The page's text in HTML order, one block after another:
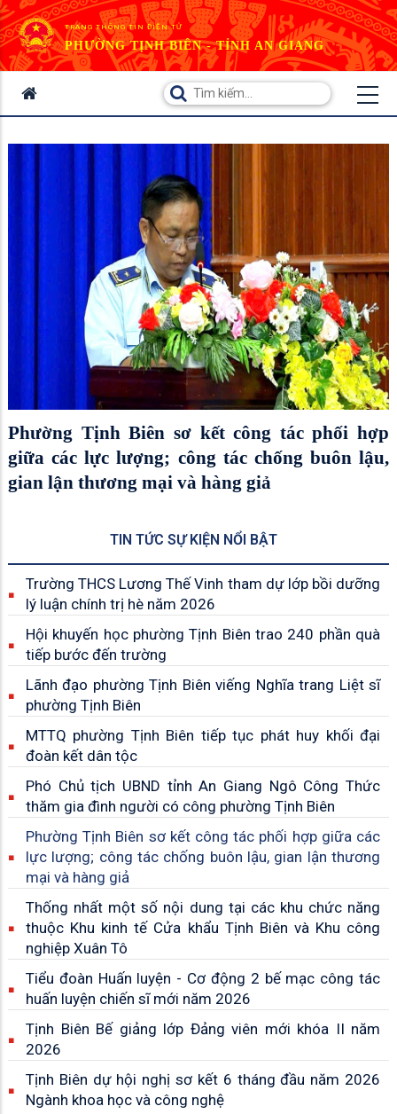
TRANG THÔNG TIN ĐIỆN TỬ
PHƯỜNG TỊNH BIÊN - TỈNH AN GIANG
Phường Tịnh Biên sơ kết công tác phối hợp
giữa các lực lượng; công tác chống buôn lậu,
gian lận thương mại và hàng giả
TIN TỨC SỰ KIỆN NỔI BẬT
Trường THCS Lương Thế Vinh tham dự lớp bồi dưỡng
lý luận chính trị hè năm 2026
Hội khuyến học phường Tịnh Biên trao 240 phần quà
tiếp bước đến trường
Lãnh đạo phường Tịnh Biên viếng Nghĩa trang Liệt sĩ
phường Tịnh Biên
MTTQ phường Tịnh Biên tiếp tục phát huy khối đại
đoàn kết dân tộc
Phó Chủ tịch UBND tỉnh An Giang Ngô Công Thức
thăm gia đình người có công phường Tịnh Biên
Phường Tịnh Biên sơ kết công tác phối hợp giữa các
lực lượng; công tác chống buôn lậu, gian lận thương
mại và hàng giả
Thống nhất một số nội dung tại các khu chức năng
thuộc Khu kinh tế Cửa khẩu Tịnh Biên và Khu công
nghiệp Xuân Tô
Tiểu đoàn Huấn luyện - Cơ động 2 bế mạc công tác
huấn luyện chiến sĩ mới năm 2026
Tịnh Biên Bế giảng lớp Đảng viên mới khóa II năm
2026
Tịnh Biên dự hội nghị sơ kết 6 tháng đầu năm 2026
Ngành khoa học và công nghệ